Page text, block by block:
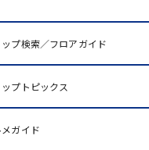
ップ検索／フロアガイド
プトピックス
ガイド